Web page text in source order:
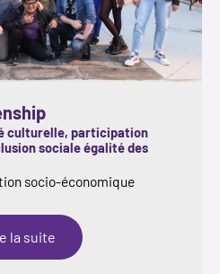
culturelle, participation
sociale égalité des
socio-économique
la suite
Intercultural
citizenship